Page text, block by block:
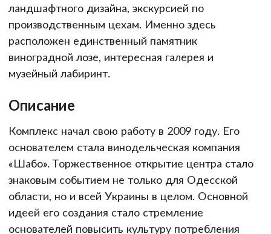
ландшафтного дизайна, экскурсией по
производственным цехам. Именно здесь
расположен единственный памятник
виноградной лозе, интересная галерея и
музейный лабиринт.
Описание
Комплекс начал свою работу в 2009 году. Его
основателем стала винодельческая компания
«Шабо». Торжественное открытие центра стало
знаковым событием не только для Одесской
области, но и всей Украины в целом. Основной
идеей его создания стало стремление
основателей повысить культуру потребления